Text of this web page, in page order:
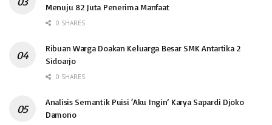
Menuju 82 Juta Penerima Manfaat
0 SHARES
Ribuan Warga Doakan Keluarga Besar SMK Antartika 2
Sidoarjo
0 SHARES
Analisis Semantik Puisi ‘Aku Ingin’ Karya Sapardi Djoko
Damono